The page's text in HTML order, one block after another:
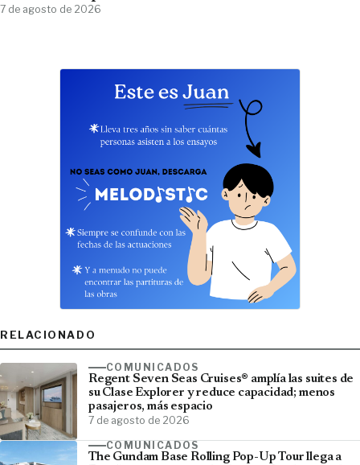
7 de agosto de 2026
RELACIONADO
COMUNICADOS
Regent Seven Seas Cruises® amplía las suites de
su Clase Explorer y reduce capacidad; menos
pasajeros, más espacio
7 de agosto de 2026
COMUNICADOS
The Gundam Base Rolling Pop-Up Tour llega a